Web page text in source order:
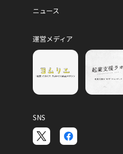
ニュース
運営メディア
SNS